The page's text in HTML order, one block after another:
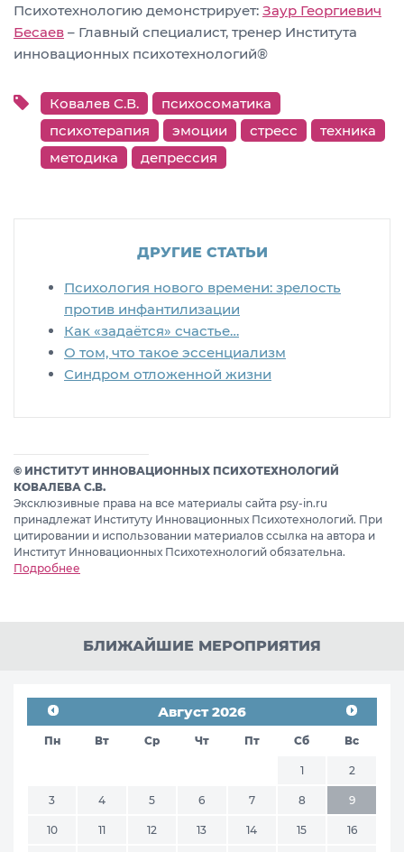
Психотехнологию демонстрирует: Заур Георгиевич
Бесаев – Главный специалист, тренер Института
инновационных психотехнологий®
Ковалев С.В.
психосоматика
психотерапия
эмоции стресс
техника
методика
депрессия
ДРУГИЕ СТАТЬИ
Психология нового времени: зрелость
против инфантилизации
Как «задаётся» счастье…
О том, что такое эссенциализм
Синдром отложенной жизни
© ИНСТИТУТ ИННОВАЦИОННЫХ ПСИХОТЕХНОЛОГИЙ
КОВАЛЕВА С.В.
Эксклюзивные права на все материалы сайта psy-in.ru
принадлежат Институту Инновационных Психотехнологий. При
цитировании и использовании материалов ссылка на автора и
Институт Инновационных Психотехнологий обязательна.
Подробнее
БЛИЖАЙШИЕ МЕРОПРИЯТИЯ
Август 2026
Пн Вт Ср Чт Пт Сб Вс
1 2
3 4 5 6 7 8 9
10 11 12 13 14 15 16